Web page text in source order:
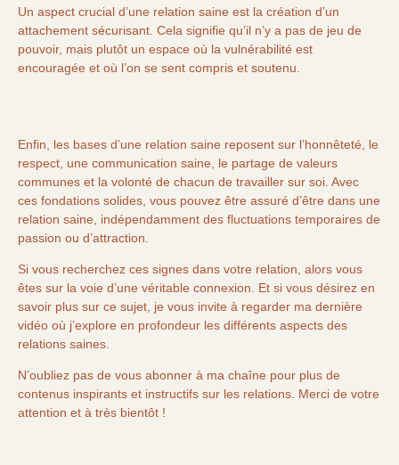
Un aspect crucial d’une relation saine est la création d’un
attachement sécurisant. Cela signifie qu’il n’y a pas de jeu de
pouvoir, mais plutôt un espace où la vulnérabilité est
encouragée et où l’on se sent compris et soutenu.
Enfin, les bases d’une relation saine reposent sur l’honnêteté, le
respect, une communication saine, le partage de valeurs
communes et la volonté de chacun de travailler sur soi. Avec
ces fondations solides, vous pouvez être assuré d’être dans une
relation saine, indépendamment des fluctuations temporaires de
passion ou d’attraction.
Si vous recherchez ces signes dans votre relation, alors vous
êtes sur la voie d’une véritable connexion. Et si vous désirez en
savoir plus sur ce sujet, je vous invite à regarder ma dernière
vidéo où j’explore en profondeur les différents aspects des
relations saines.
N’oubliez pas de vous abonner à ma chaîne pour plus de
contenus inspirants et instructifs sur les relations. Merci de votre
attention et à très bientôt !